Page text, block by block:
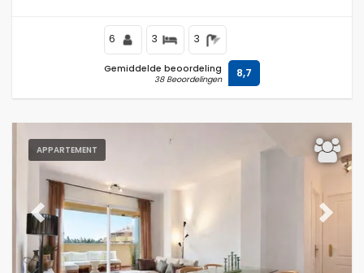
6 3 3
Gemiddelde beoordeling
38 Beoordelingen 8,7
APPARTEMENT
Previous Next